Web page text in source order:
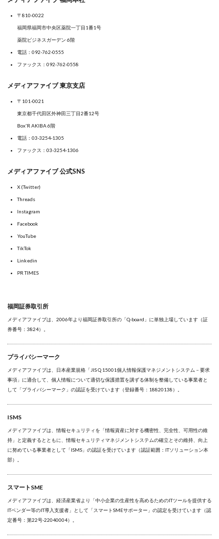
〒810-0022
福岡県福岡市中央区薬院一丁目1番1号
薬院ビジネスガーデン 6階
電話： 092-762-0555
ファックス：092-762-0558
メディアファイブ 東京支店
〒101-0021
東京都千代田区外神田三丁目2番12号
Box'R AKIBA 6階
電話： 03-3254-1305
ファックス：03-3254-1306
メディアファイブ 公式SNS
X (Twitter)
Threads
Instagram
Facebook
YouTube
TikTok
Linkedin
PR TIMES
福岡証券取引所
メディアファイブは、2006年より福岡証券取引所の「Q-board」に単独上場しています（証
券番号：3824）。
プライバシーマーク
メディアファイブは、日本産業規格「JIS Q 15001個人情報保護マネジメントシステム－要求
事項」に適合して、個人情報について適切な保護措置を講ずる体制を整備している事業者と
して「プライバシーマーク」の認証を受けています（登録番号：18820138）。
ISMS
メディアファイブは、情報セキュリティを「情報資産に対する機密性、完全性、可用性の維
持」と定義するとともに、情報セキュリティマネジメントシステムの確立とその維持、向上
に努めている事業者として「ISMS」の認証を受けています（認証範囲：ITソリューション本
部）。
スマートSME
メディアファイブは、経済産業省より「中小企業の生産性を高めるためのITツールを提供する
ITベンダー等のIT導入支援者」として「スマートSMEサポーター」の認定を受けています（認
定番号：第22号-22040004）。